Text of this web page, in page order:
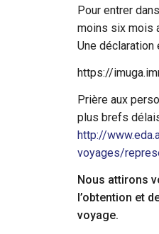
Pour entrer
moins six mois
Une déclaration
https://
Prière aux
plus brefs
http://
voyages/
Nous attirons
l’obtention et
voyage.